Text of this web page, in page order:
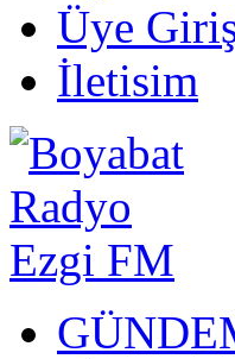
Üye
İletisim